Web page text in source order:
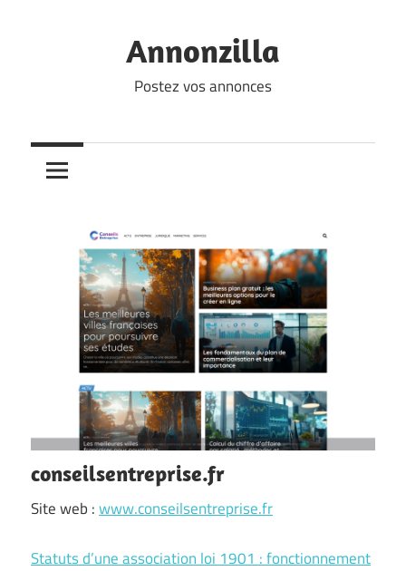
Annonzilla
Postez vos annonces
conseilsentreprise.fr
Site web :www.conseilsentreprise.fr
Statuts d’une association loi 1901 : fonctionnement